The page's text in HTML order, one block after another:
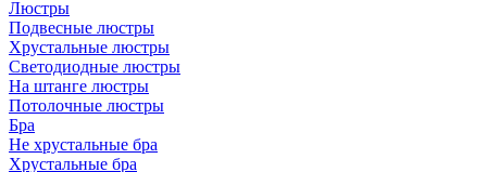
Люстры
Подвесные люстры
Хрустальные люстры
Светодиодные люстры
На штанге люстры
Потолочные люстры
Бра
Не хрустальные бра
Хрустальные бра